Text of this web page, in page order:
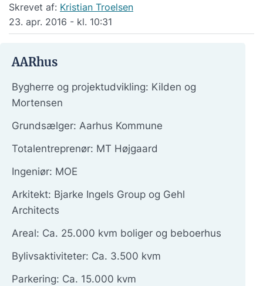
Skrevet af: Kristian Troelsen
23. apr. 2016 - kl. 10:31
AARhus
Bygherre og projektudvikling: Kilden og
Mortensen
Grundsælger: Aarhus Kommune
Totalentreprenør: MT Højgaard
Ingeniør: MOE
Arkitekt: Bjarke Ingels Group og Gehl
Architects
Areal: Ca. 25.000 kvm boliger og beboerhus
Bylivsaktiviteter: Ca. 3.500 kvm
Parkering: Ca. 15.000 kvm